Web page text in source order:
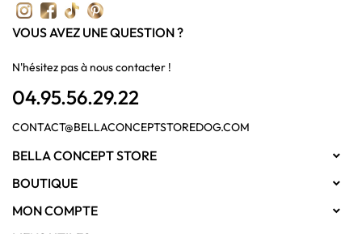
VOUS AVEZ UNE QUESTION ?
N'hésitez pas à nous contacter !
04.95.56.29.22
CONTACT@BELLACONCEPTSTOREDOG.COM
BELLA CONCEPT STORE 
BOUTIQUE 
MON COMPTE 